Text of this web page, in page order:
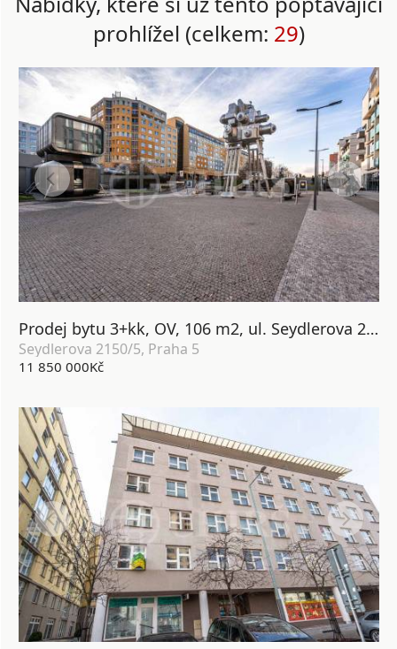
prohlížel (celkem: 29)
Prodej bytu 3+kk, OV, 106 m2, ul. Seydlerova 2150/5, Praha 5 - Nové Butovice
Seydlerova 2150/5, Praha 5
11 850 000Kč